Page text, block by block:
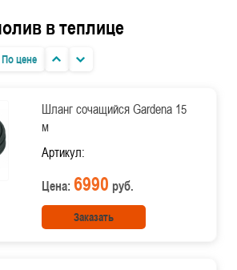
в теплице
По цене
Шланг сочащийся Gardena 15
м
Артикул:
Цена: 6990 руб.
Заказать